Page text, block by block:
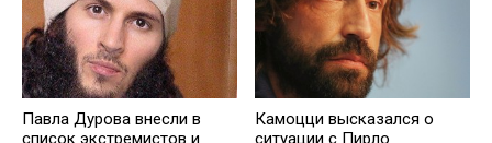
Павла Дурова внесли в
список экстремистов и
Камоцци высказался о
ситуации с Пирло